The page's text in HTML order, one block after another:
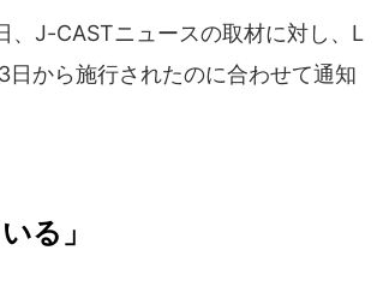
J-CASTニュースの取材に対し、L
から施行されたのに合わせて通知
る」